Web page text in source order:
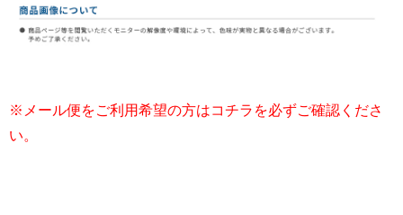
※メール便をご利用希望の方はコチラを必ずご確認くださ
い。